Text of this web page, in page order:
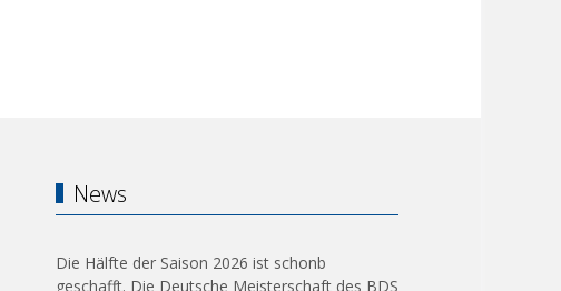
News
Die Hälfte der Saison 2026 ist schonb
geschafft. Die Deutsche Meisterschaft des BDS